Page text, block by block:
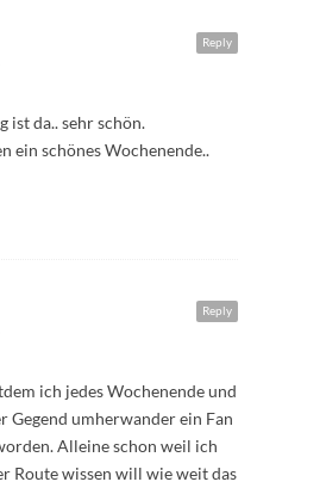
Reply
ist da.. sehr schön.
ein schönes Wochenende..
Reply
ich jedes Wochenende und
Gegend umherwander ein Fan
Alleine schon weil ich
Route wissen will wie weit das